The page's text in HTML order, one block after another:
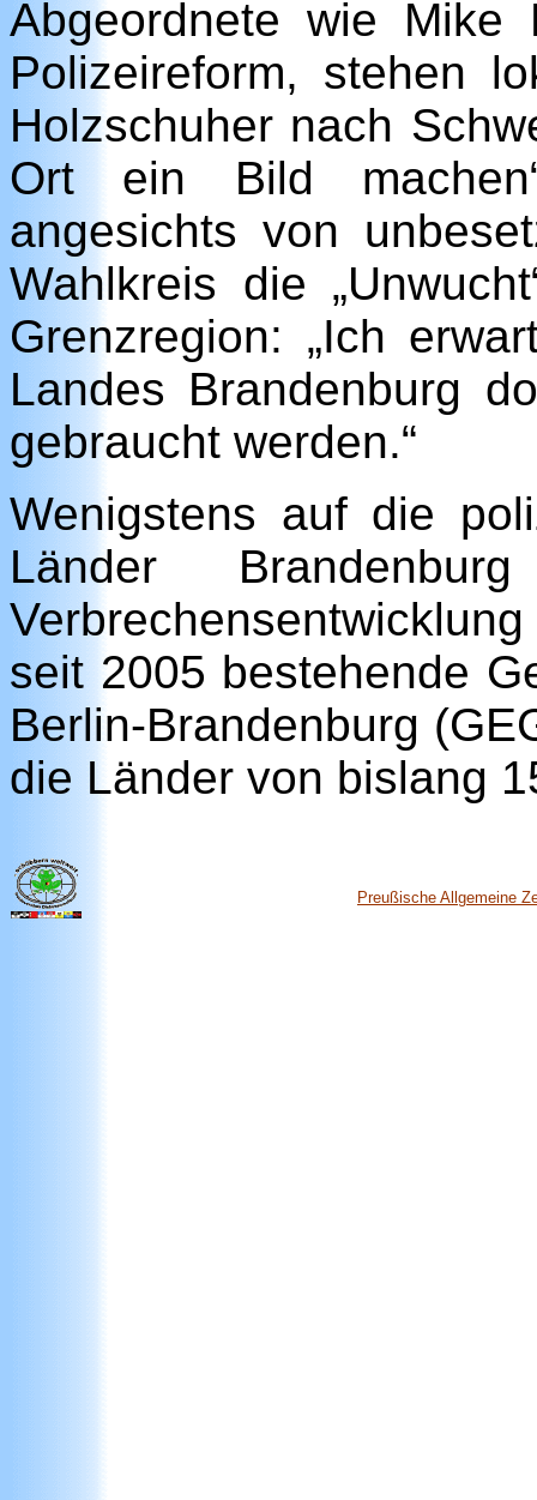
Abgeordnete wie Mike
Polizeireform, stehen
Holzschuher nach
Ort ein Bild
angesichts von
Wahlkreis die
Grenzregion: „Ich
Landes Brandenburg
gebraucht werden.“
Wenigstens auf die
Länder
seit 2005 bestehende
Berlin-Brandenburg
die Länder von bislang
Preußische Allgemeine